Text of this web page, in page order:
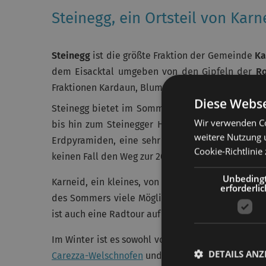
Steinegg, ein Ortsteil von
Steinegg ist die größte Fraktion der Gemeinde
dem Eisacktal umgeben von den Gipfeln der
Fraktionen Kardaun, Blumau und Gummer.
Steinegg bietet im Sommer eine vielfältige
bis hin zum Steinegger Höhenweg. Oder aber
Erdpyramiden, eine sehr interessante
keinen Fall den Weg zur 2002 eröffneten
Karneid, ein kleines, von der gleichnamigen
des Sommers viele Möglichkeiten für
ist auch eine Radtour auf dem beliebten
Im Winter ist es sowohl von Steinegg als auch
Carezza-Welschnofen und Ski Center Latemar,
Diese
Wir verwenden
weitere Nutzung
Cookie-Richtlinie
DETAILS